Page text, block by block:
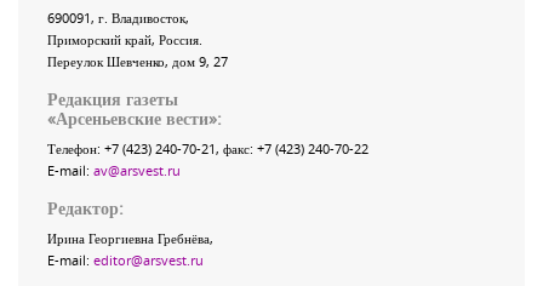
690091, г. Владивосток,
Приморский край, Россия
Переулок Шевченко, дом 9, 27
Редакция газеты
«Арсеньевские вести»:
Телефон: +7 (423) 240-70-21, факс: +7 (423) 240-70-22
E-mail: av@arsvest.ru
Редактор:
Ирина Георгиевна Гребнёва,
E-mail: editor@arsvest.ru